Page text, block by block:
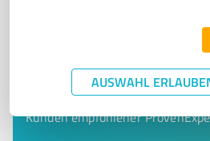
AUSWAHL
Sie möchten auch hier
Registrieren Sie sich jetzt und
Kunden empfohlener